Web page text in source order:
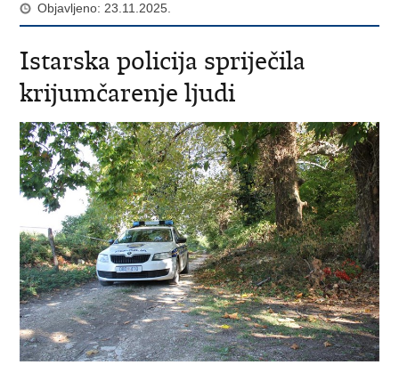
Objavljeno: 23.11.2025.
Istarska policija spriječila
krijumčarenje ljudi